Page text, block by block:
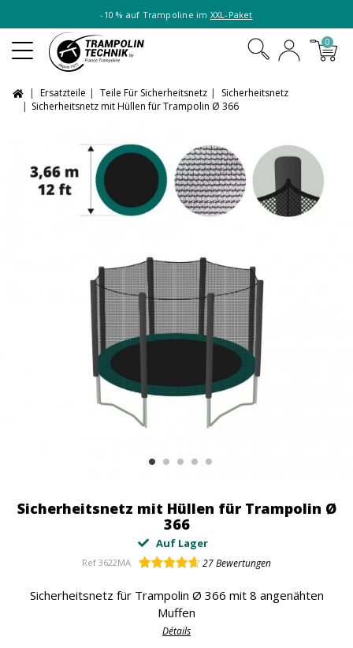
-10 % auf Trampoline im XXL-Paket
0
Ersatzteile Teile Für Sicherheitsnetz
Sicherheitsnetz
Sicherheitsnetz mit Hüllen für Trampolin Ø 366
Sicherheitsnetz mit Hüllen für Trampolin Ø
366
Auf Lager
Ref 3622MA 27Bewertungen
Sicherheitsnetz für Trampolin Ø 366 mit 8 angenähten
Muffen
Détails